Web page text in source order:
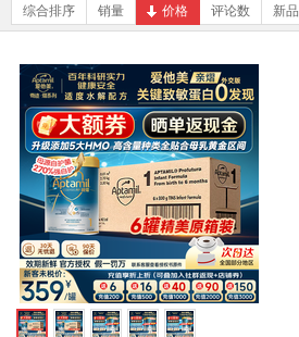
综合排序 销量 价格 评论数 新品